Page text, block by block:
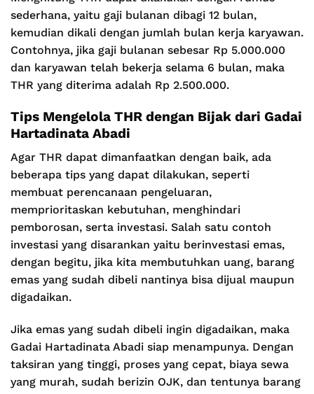
sederhana, yaitu gaji bulanan dibagi 12 bulan,
kemudian dikali dengan jumlah bulan kerja karyawan.
Contohnya, jika gaji bulanan sebesar Rp 5.000.000
dan karyawan telah bekerja selama 6 bulan, maka
THR yang diterima adalah Rp 2.500.000.
Tips Mengelola THR dengan Bijak dari Gadai
Hartadinata Abadi
Agar THR dapat dimanfaatkan dengan baik, ada
beberapa tips yang dapat dilakukan, seperti
membuat perencanaan pengeluaran,
memprioritaskan kebutuhan, menghindari
pemborosan, serta investasi. Salah satu contoh
investasi yang disarankan yaitu berinvestasi emas,
dengan begitu, jika kita membutuhkan uang, barang
emas yang sudah dibeli nantinya bisa dijual maupun
digadaikan.
Jika emas yang sudah dibeli ingin digadaikan, maka
Gadai Hartadinata Abadi siap menampunya. Dengan
taksiran yang tinggi, proses yang cepat, biaya sewa
yang murah, sudah berizin OJK, dan tentunya barang